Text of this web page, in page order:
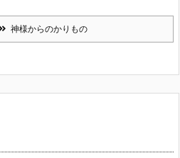
神様からのかりもの